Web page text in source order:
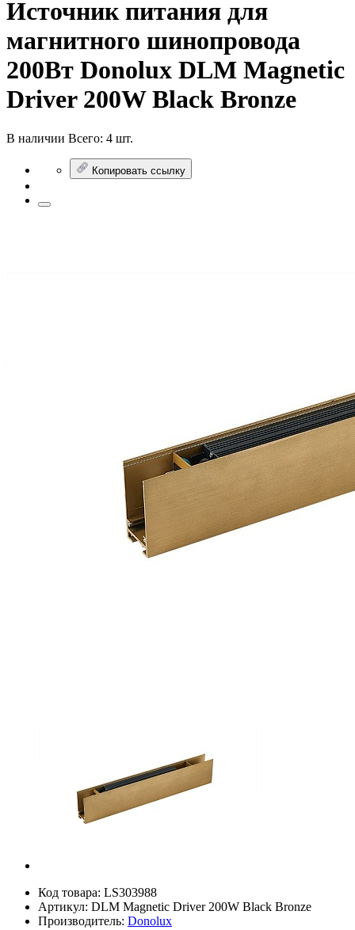
Источник питания для
магнитного шинопровода
200Вт Donolux DLM Magnetic
Driver 200W Black Bronze
В наличии Всего: 4 шт.
Копировать ссылку
Код товара: LS303988
Артикул: DLM Magnetic Driver 200W Black Bronze
Производитель: Donolux